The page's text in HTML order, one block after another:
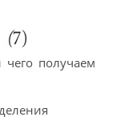
получаем